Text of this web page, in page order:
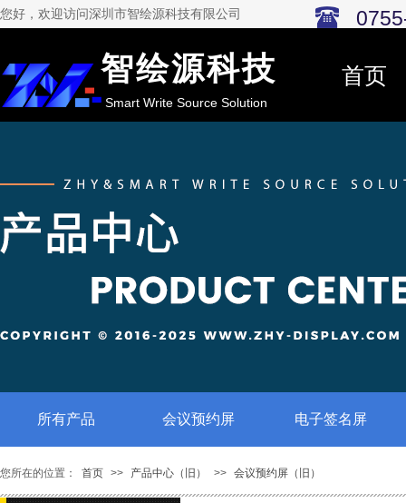
您好，欢迎访问深圳市智绘源科技有限公司
Smart Write Source Solution
首页
智绘源科技
所有产品 电子签名屏
会议预约屏
首页 >> 产品中心（旧） >> 会议预约屏（旧）
您所在的位置：